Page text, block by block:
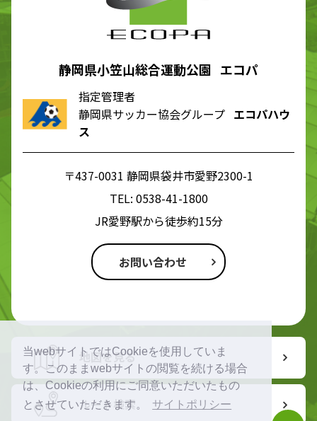
当webサイトではCookieを使用していま
す。このままwebサイトの閲覧を続ける場合
は、Cookieの利用にご同意いただいたもの
とさせていただきます。
サイトポリシー
静岡県小笠山総合運動公園 エコパ
指定管理者
静岡県サッカー協会グループ エコパハウ
ス
〒437-0031 静岡県袋井市愛野2300-1
TEL: 0538-41-1800
JR愛野駅から徒歩約15分
お問い合わせ
地図を見る
ルート検索